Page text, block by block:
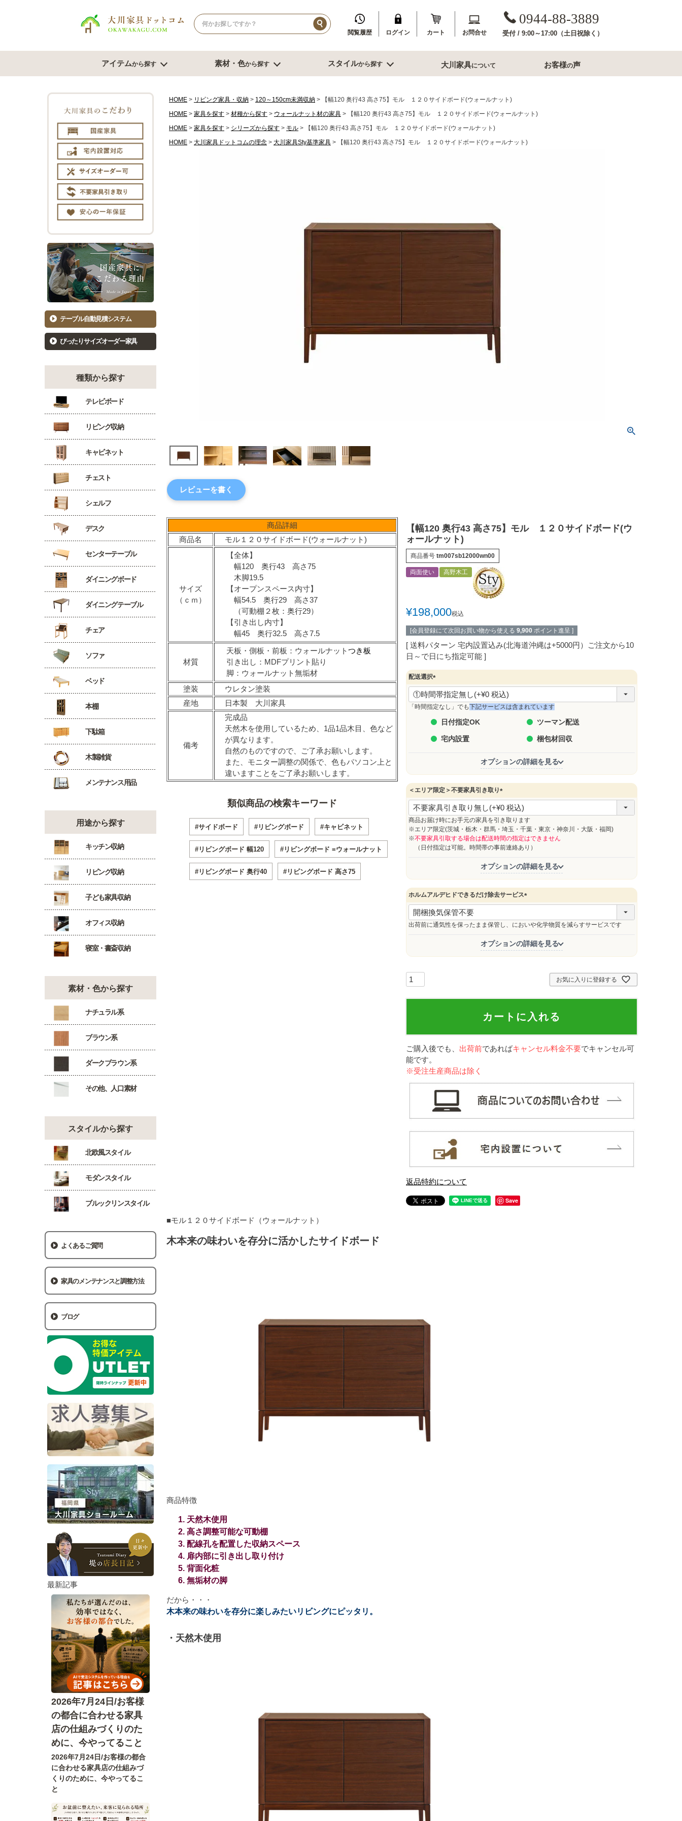
閲覧履歴 ログイン カート お問合せ
0944-88-3889
受付 / 9:00～17:00（土日祝除く）
アイテムから探す
テレビボード
幅150cm台
コーナーテレビ台
テレビチェスト
もっと見る
チェスト・たんす
チェスト幅61cm～80cm
チェスト幅101cm～120cm
着物たんす
もっと見る
洋服たんす
洋服タンス幅61～80cm
洋服タンス幅81～100cm
洋服タンス幅101～120cm
テーブル
幅150センチ台
幅180センチ台
リビング収納
幅60～80cm未満
幅80cm台
こたつ
ラグ・カーペット・畳
茶棚・サイドボード
ちゃぶ台
寝室・書斎収納
書棚
ミラー
子ども部屋家具
２段ベッド
素材・色から探す スタイルから探す 大川家具について お客様の声
テーブル自動見積システム
ぴったりサイズオーダー家具
種類から探す
テレビボード
リビング収納
キャビネット
チェスト
シェルフ
デスク
センターテーブル
ダイニングボード
ダイニングテーブル
チェア
ソファ
ベッド
本棚
下駄箱
木製雑貨
メンテナンス用品
用途から探す
キッチン収納
リビング収納
子ども家具収納
オフィス収納
寝室・書斎収納
素材・色から探す
ナチュラル系
ブラウン系
ダークブラウン系
その他、人口素材
スタイルから探す
北欧風スタイル
モダンスタイル
ブルックリンスタイル
よくあるご質問
家具のメンテナンスと調整方法
ブログ
最新記事
2026年7月24日/お客様
の都合に合わせる家具
店の仕組みづくりのた
めに、今やってること
2026年7月24日/お客様の都合
に合わせる家具店の仕組みづ
くりのために、今やってるこ
と
HOME リビング家具・収納 120～150cm未満収納
【幅120 奥行43 高さ75】モル １２０サイドボード(ウォールナット)
HOME
家具を探す 材種から探す ウォールナット材の家具
【幅120 奥行43 高さ75】モル １２０サイドボード(ウォールナット)
HOME
家具を探す シリーズから探す モル
【幅120 奥行43 高さ75】モル １２０サイドボード(ウォールナット)
HOME
大川家具ドットコムの理念 大川家具Sty基準家具 【幅120 奥行43 高さ75】モル １２０サイドボード(ウォールナット)
レビューを書く
商品詳細
商品名
モル１２０サイドボード(ウォールナット)
サイズ
（ｃｍ）
【全体】
幅120 奥行43 高さ75
木脚19.5
【オープンスペース内寸】
幅54.5 奥行29 高さ37
（可動棚２枚：奥行29）
【引き出し内寸】
幅45 奥行32.5 高さ7.5
材質
天板・側板・前板：ウォールナットつき板
引き出し：MDFプリント貼り
脚：ウォールナット無垢材
塗装
ウレタン塗装
産地
日本製 大川家具
備考
完成品
天然木を使用しているため、1品1品木目、色など
が異なります。
自然のものですので、ご了承お願いします。
また、モニター調整の関係で、色もパソコン上と
違いますことをご了承お願いします。
類似商品の検索キーワード
#サイドボード #リビングボード #キャビネット
#リビングボード 幅120 #リビングボード =ウォールナット
#リビングボード 奥行40 #リビングボード 高さ75
【幅120 奥行43 高さ75】モル １２０サイドボード(ウ
ォールナット)
商品番号 tm007sb12000wn00
両面使い 高野木工
¥198,000税込
[会員登録にて次回お買い物から使える 9,900 ポイント進呈 ]
送料パターン 宅内設置込み(北海道沖縄は+5000円）ご注文から10
日～で日にち指定可能
配送選択
(
必
須
「時間指定なし」でも下記サービスは含まれています
日付指定OK ツーマン配送
宅内設置 梱包材回収
オプションの詳細を見る
＜エリア限定＞不要家具引き取り
(
必
須
商品お届け時にお手元の家具を引き取ります
※エリア限定(茨城・栃木・群馬・埼玉・千葉・東京・神奈川・大阪・福岡)
※不要家具引取する場合は配送時間の指定はできません
（日付指定は可能。時間帯の事前連絡あり）
オプションの詳細を見る
ホルムアルデヒドできるだけ除去サービス
(
須
出荷前に通気性を保ったまま保管し、においや化学物質を減らすサービスです
オプションの詳細を見る
お気に入りに登録する
カートに入れる
ご購入後でも、 出荷前であればキャンセル料金不要でキャンセル可
能です。
※受注生産商品は除く
返品特約について
Save
■モル１２０サイドボード（ウォールナット）
木本来の味わいを存分に活かしたサイドボード
商品特徴
天然木使用
高さ調整可能な可動棚
配線孔を配置した収納スペース
扉内部に引き出し取り付け
背面化粧
無垢材の脚
だから・・・
木本来の味わいを存分に楽しみたいリビングにピッタリ。
・天然木使用